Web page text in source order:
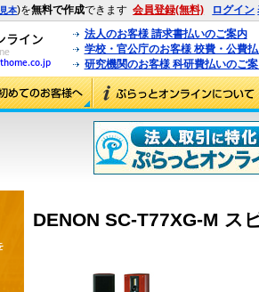
見本)を無料で作成できます 会員登録(無料) ログイン
法人のお客様 請求書払いのご案内
学校・官公庁のお客様 校費・公費
研究機関のお客様 科研費払いのご
DENON SC-T77XG-M ス